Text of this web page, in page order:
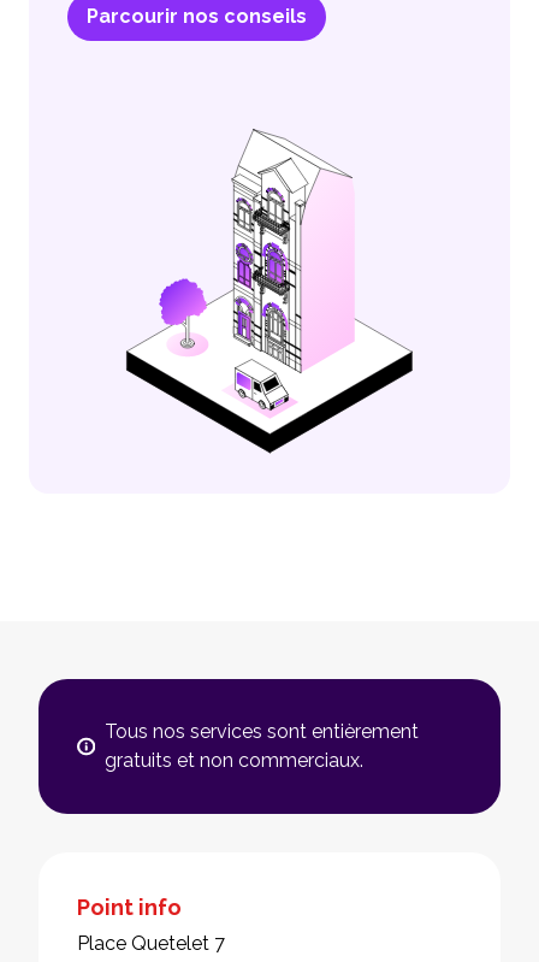
Parcourir nos conseils
Tous nos services sont entièrement
gratuits et non commerciaux.
Point info
Place Quetelet 7